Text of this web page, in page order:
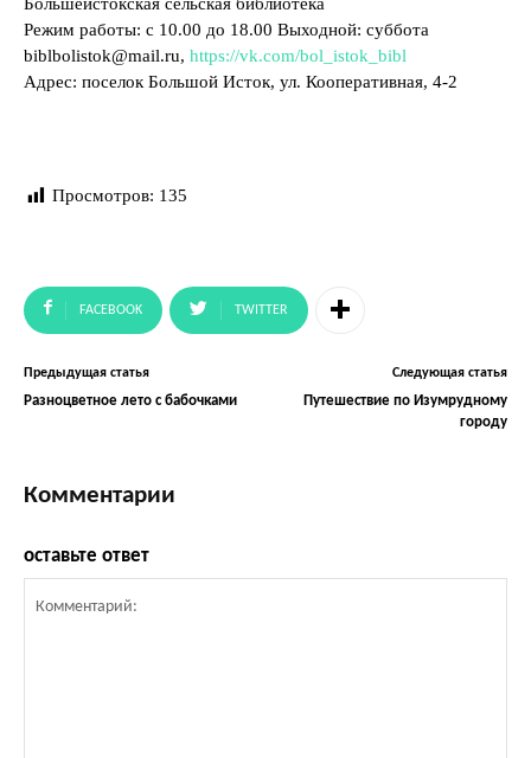
Режим работы: с 10.00 до 18.00 Выходной: суббота
biblbolistok@mail.ru, https://vk.com/bol_istok_bibl
Адрес: поселок Большой Исток, ул. Кооперативная, 4-2
Просмотров: 135
FACEBOOK TWITTER
Предыдущая статья
Разноцветное лето с бабочками
Следующая статья
Путешествие по Изумрудному
городу
Комментарии
оставьте ответ